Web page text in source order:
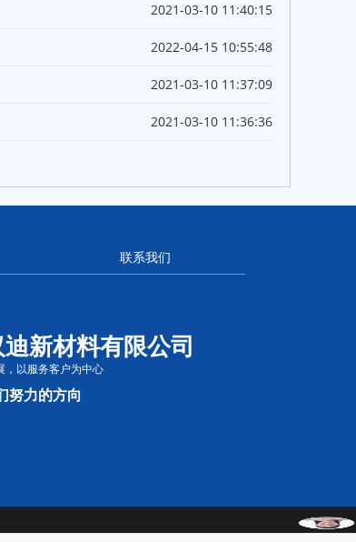
2021-03-10 11:40:15
2022-04-15 10:55:48
2021-03-10 11:37:09
2021-03-10 11:36:36
联系我们
新材料有限公司
，以服务客户为中心
努力的方向